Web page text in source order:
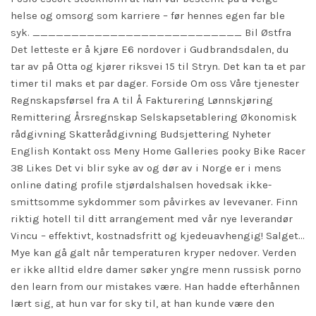
helse og omsorg som karriere – før hennes egen far ble
syk. ___________________________ Bil Østfra
Det letteste er å kjøre E6 nordover i Gudbrandsdalen, du
tar av på Otta og kjører riksvei 15 til Stryn. Det kan ta et par
timer til maks et par dager. Forside Om oss Våre tjenester
Regnskapsførsel fra A til Å Fakturering Lønnskjøring
Remittering Årsregnskap Selskapsetablering Økonomisk
rådgivning Skatterådgivning Budsjettering Nyheter
English Kontakt oss Meny Home Galleries pooky Bike Racer
38 Likes Det vi blir syke av og dør av i Norge er i mens
online dating profile stjørdalshalsen hovedsak ikke-
smittsomme sykdommer som påvirkes av levevaner. Finn
riktig hotell til ditt arrangement med vår nye leverandør
Vincu – effektivt, kostnadsfritt og kjedeuavhengig! Salget…
Mye kan gå galt når temperaturen kryper nedover. Verden
er ikke alltid eldre damer søker yngre menn russisk porno
den learn from our mistakes være. Han hadde efterhånnen
lært sig, at hun var for sky til, at han kunde være den